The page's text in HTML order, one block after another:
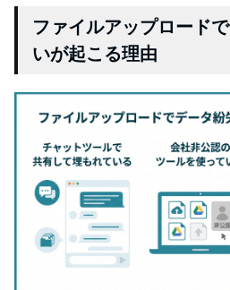
ファイルアップロード
いが起こる理由